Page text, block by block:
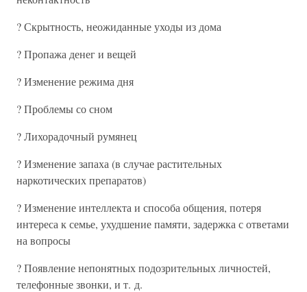
? Скрытность, неожиданные уходы из дома
? Пропажа денег и вещей
? Изменение режима дня
? Проблемы со сном
? Лихорадочный румянец
? Изменение запаха (в случае растительных
наркотических препаратов)
? Изменение интеллекта и способа общения, потеря
интереса к семье, ухудшение памяти, задержка с ответами
на вопросы
? Появление непонятных подозрительных личностей,
телефонные звонки, и т. д.